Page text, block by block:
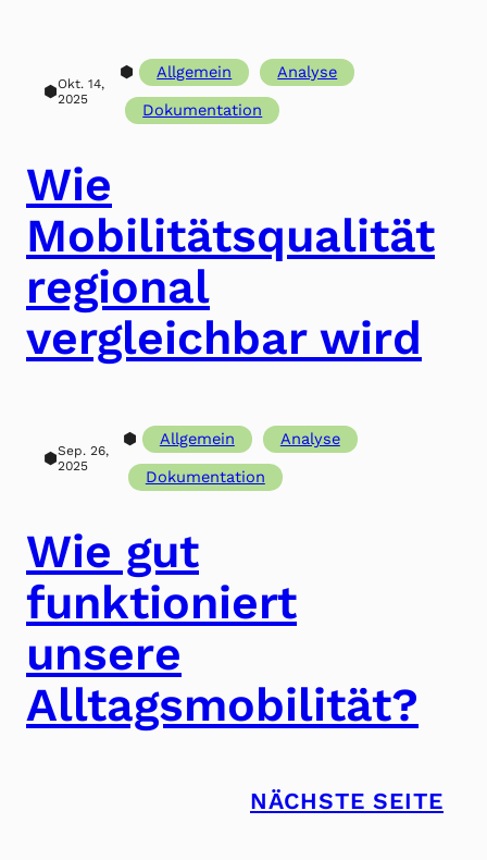
⬢Okt. 14,
2025
⬢ Allgemein
Analyse
Dokumentation
Wie
Mobilitätsqualität
regional
vergleichbar wird
⬢Sep. 26,
2025
⬢ Allgemein
Analyse
Dokumentation
Wie gut
funktioniert
unsere
Alltagsmobilität?
NÄCHSTE SEITE